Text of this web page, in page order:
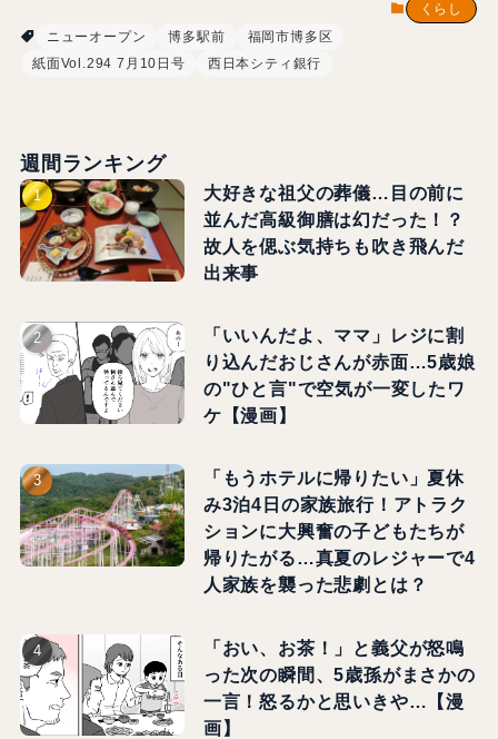
くらし
ニューオープン
博多駅前
福岡市博多区
紙面Vol.294 7月10日号
西日本シティ銀行
週間ランキング
大好きな祖父の葬儀…目の前に
並んだ高級御膳は幻だった！？
故人を偲ぶ気持ちも吹き飛んだ
出来事
「いいんだよ、ママ」レジに割
り込んだおじさんが赤面…5歳娘
の"ひと言"で空気が一変したワ
ケ【漫画】
「もうホテルに帰りたい」夏休
み3泊4日の家族旅行！アトラク
ションに大興奮の子どもたちが
帰りたがる…真夏のレジャーで4
人家族を襲った悲劇とは？
「おい、お茶！」と義父が怒鳴
った次の瞬間、5歳孫がまさかの
一言！怒るかと思いきや…【漫
画】